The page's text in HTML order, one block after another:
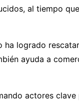
al tiempo
logrado
ayuda a
actores